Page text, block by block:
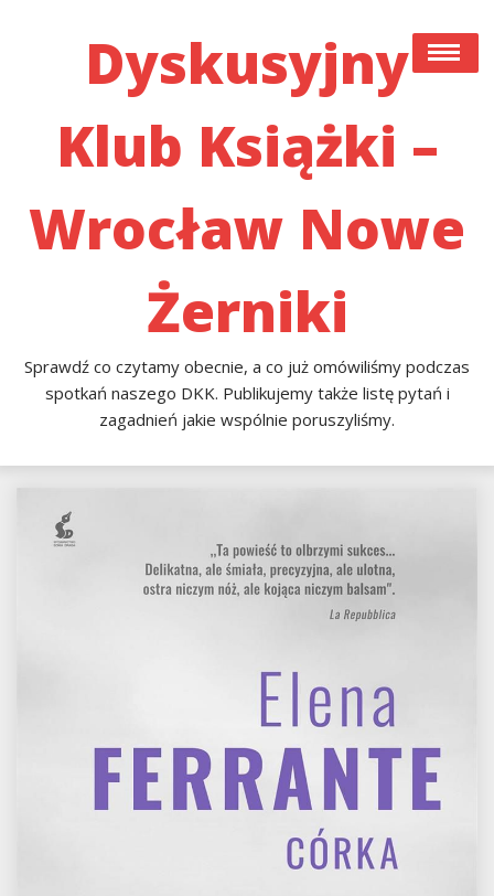
Dyskusyjny
Klub Książki –
Wrocław Nowe
Żerniki
Sprawdź co czytamy obecnie, a co już omówiliśmy podczas
spotkań naszego DKK. Publikujemy także listę pytań i
zagadnień jakie wspólnie poruszyliśmy.
#22 (bez Tytułu)
Co Czytamy Obecnie, A Co Już Przeczytaliśmy I
Także Listę Pytań I Zagadnień Jakie Poruszyliśmy.
Przykładowa Strona